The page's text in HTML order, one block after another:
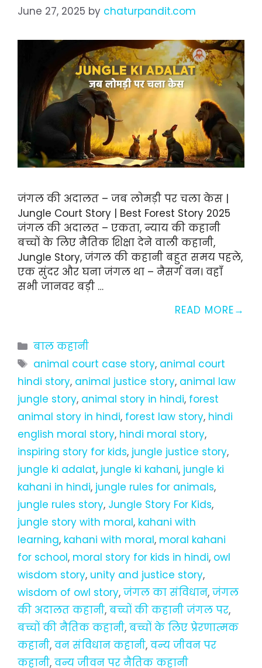
June 27, 2025 by chaturpandit.com
जंगल की अदालत – जब लोमड़ी पर चला केस |
Jungle Court Story | Best Forest Story 2025
जंगल की अदालत – एकता, न्याय की कहानी
बच्चों के लिए नैतिक शिक्षा देने वाली कहानी,
Jungle Story, जंगल की कहानी बहुत समय पहले,
एक सुंदर और घना जंगल था – नैसर्ग वन। वहाँ
सभी जानवर बड़ी …
READ MORE
Categories
बाल कहानी
Tags
animal court case story, animal court
hindi story, animal justice story, animal law
jungle story, animal story in hindi, forest
animal story in hindi, forest law story, hindi
english moral story, hindi moral story,
inspiring story for kids, jungle justice story,
jungle ki adalat, jungle ki kahani, jungle ki
kahani in hindi, jungle rules for animals,
jungle rules story, Jungle Story For Kids,
jungle story with moral, kahani with
learning, kahani with moral, moral kahani
for school, moral story for kids in hindi, owl
wisdom story, unity and justice story,
wisdom of owl story, जंगल का संविधान, जंगल
की अदालत कहानी, बच्चों की कहानी जंगल पर,
बच्चों की नैतिक कहानी, बच्चों के लिए प्रेरणात्मक
कहानी, वन संविधान कहानी, वन्य जीवन पर
कहानी, वन्य जीवन पर नैतिक कहानी